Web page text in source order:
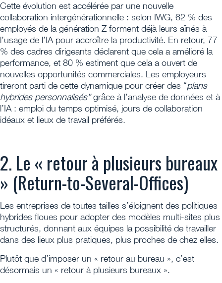
Cette évolution est accélérée par une nouvelle
collaboration intergénérationnelle : selon IWG, 62 % des
employés de la génération Z forment déjà leurs aînés à
l’usage de l’IA pour accroître la productivité. En retour, 77
% des cadres dirigeants déclarent que cela a amélioré la
performance, et 80 % estiment que cela a ouvert de
nouvelles opportunités commerciales. Les employeurs
tireront parti de cette dynamique pour créer des “plans
hybrides personnalisés”grâce à l’analyse de données et à
l’IA : emploi du temps optimisé, jours de collaboration
idéaux et lieux de travail préférés.
2. Le « retour à plusieurs bureaux
» (Return-to-Several-Offices)
Les entreprises de toutes tailles s’éloignent des politiques
hybrides floues pour adopter des modèles multi-sites plus
structurés, donnant aux équipes la possibilité de travailler
dans des lieux plus pratiques, plus proches de chez elles.
Plutôt que d’imposer un « retour au bureau », c’est
désormais un « retour à plusieurs bureaux ».